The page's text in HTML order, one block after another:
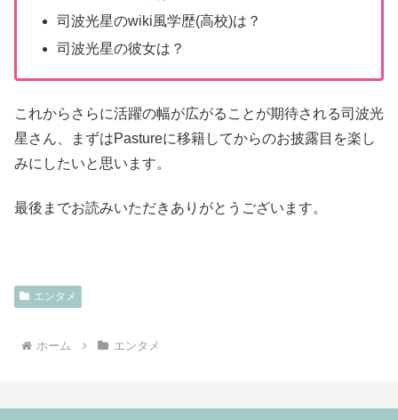
司波光星のwiki風学歴(高校)は？
司波光星の彼女は？
これからさらに活躍の幅が広がることが期待される司波光
星さん、まずはPastureに移籍してからのお披露目を楽し
みにしたいと思います。
最後までお読みいただきありがとうございます。
エンタメ
ホーム エンタメ